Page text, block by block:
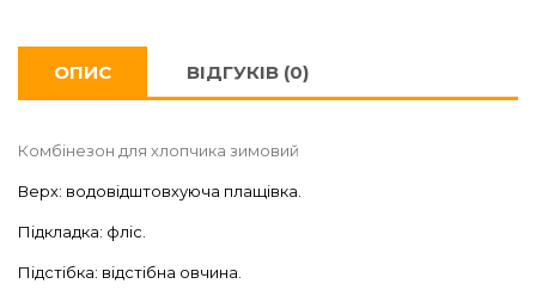
ОПИС ВІДГУКІВ (0)
Комбінезон для хлопчика зимовий
Верх: водовідштовхуюча плащівка.
Підкладка: фліс.
Підстібка: відстібна овчина.